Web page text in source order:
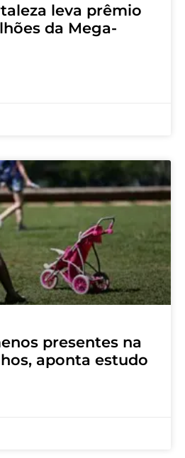
leva prêmio
da Mega-
presentes na
aponta estudo